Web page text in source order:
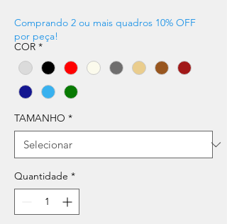
Comprando 2 ou mais quadros 10% OFF
por peça!
COR *
TAMANHO *
Quantidade *